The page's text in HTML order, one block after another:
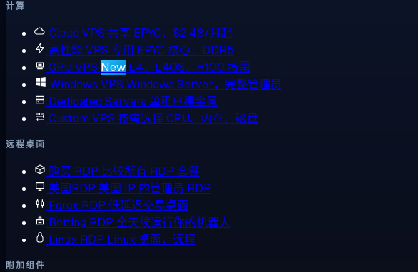
计算
Cloud VPS 共享 EPYC，$2.48/月起
高性能 VPS 专用 EPYC 核心，DDR5
GPU VPS New L4、L40S、H100 按需
Windows VPS Windows Server，完整管理员
Dedicated Servers 单租户裸金属
Custom VPS 按需选择 CPU、内存、磁盘
远程桌面
购买 RDP 比较所有 RDP 套餐
美国RDP 美国 IP 的管理员 RDP
Forex RDP 低延迟交易桌面
Botting RDP 全天候运行你的机器人
Linux RDP Linux 桌面，远程
附加组件